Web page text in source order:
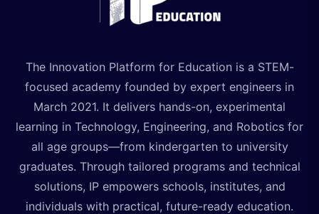
The Innovation Platform for Education is a STEM-
focused academy founded by expert engineers in
March 2021. It delivers hands-on, experimental
learning in Technology, Engineering, and Robotics for
all age groups—from kindergarten to university
graduates. Through tailored programs and technical
solutions, IP empowers schools, institutes, and
individuals with practical, future-ready education.